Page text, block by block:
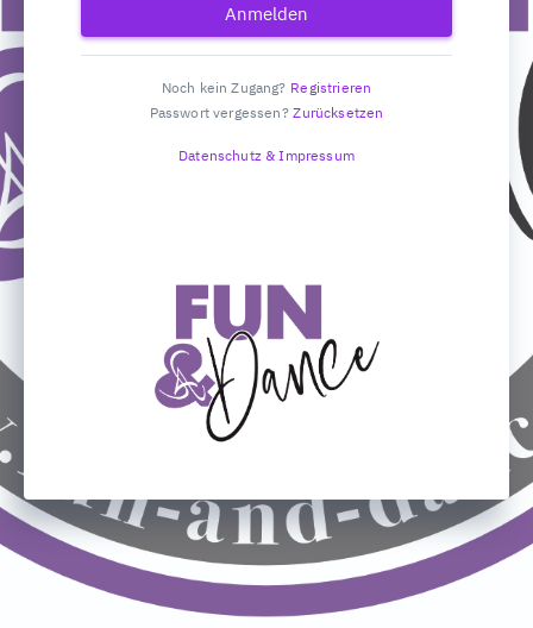
Anmelden
Noch kein Zugang? Registrieren
Passwort vergessen? Zurücksetzen
Datenschutz & Impressum